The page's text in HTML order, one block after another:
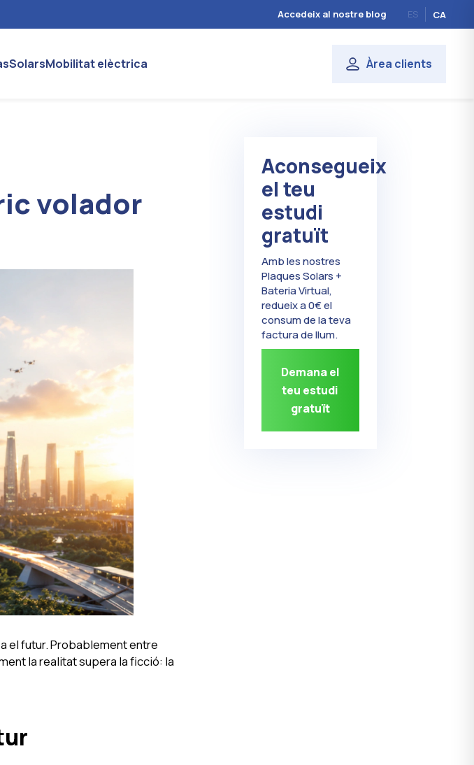
Accedeix al nostre blog ES CA
SolarsMobilitat elèctrica Àrea clients
Aconsegueix
el teu
estudi
gratuït
Amb les nostres
Plaques Solars +
Bateria Virtual,
redueix a 0€ el
consum de la teva
factura de llum.
Demana el
teu estudi
gratuït
volador
el futur. Probablement entre
la realitat supera la ficció: la